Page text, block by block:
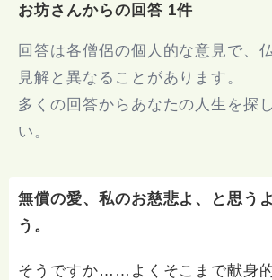
お坊さんからの回答 1件
回答は各僧侶の個人的な意見で、
見解と異なることがあります。
多くの回答からあなたの人生を探
い。
無償の愛、私のお慈悲よ、と思う
う。
そうですか……よくそこまで献身